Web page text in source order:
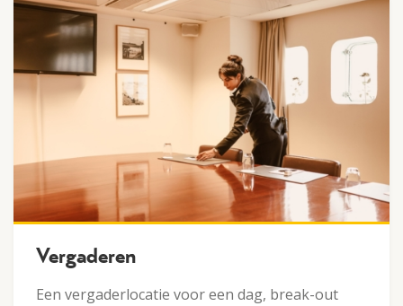
Vergaderen
Een vergaderlocatie voor een dag, break-out